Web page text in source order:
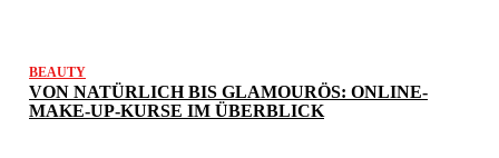
BEAUTY
VON NATÜRLICH BIS GLAMOURÖS: ONLINE-
MAKE-UP-KURSE IM ÜBERBLICK